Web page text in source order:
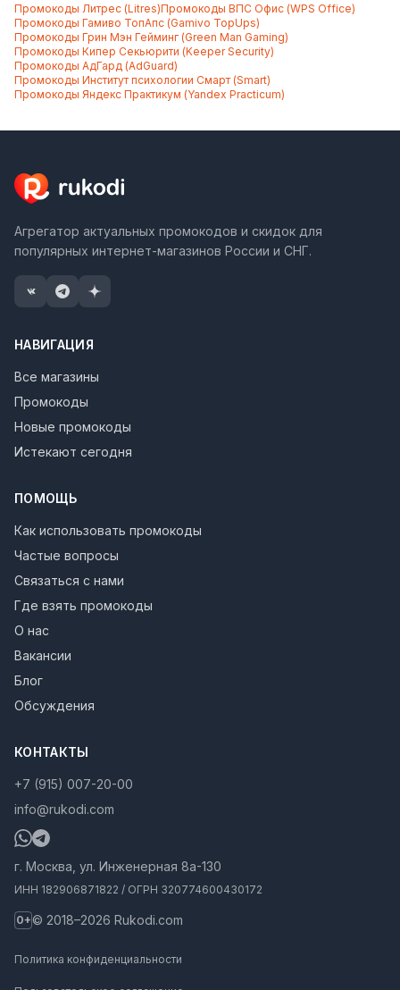
Промокоды Литрес (Litres)Промокоды ВПС Офис (WPS Office)
Промокоды Гамиво ТопАпс (Gamivo TopUps)
Промокоды Грин Мэн Гейминг (Green Man Gaming)
Промокоды Кипер Секьюрити (Keeper Security)
Промокоды АдГард (AdGuard)
Промокоды Институт психологии Смарт (Smart)
Промокоды Яндекс Практикум (Yandex Practicum)
Агрегатор актуальных промокодов и скидок для
популярных интернет-магазинов России и СНГ.
НАВИГАЦИЯ
Все магазины
Промокоды
Новые промокоды
Истекают сегодня
ПОМОЩЬ
Как использовать промокоды
Частые вопросы
Связаться с нами
Где взять промокоды
О нас
Вакансии
Блог
Обсуждения
КОНТАКТЫ
+7 (915) 007-20-00
info@rukodi.com
г. Москва, ул. Инженерная 8а-130
ИНН 182906871822 / ОГРН 320774600430172
0+© 2018–2026 Rukodi.com
Политика конфиденциальности